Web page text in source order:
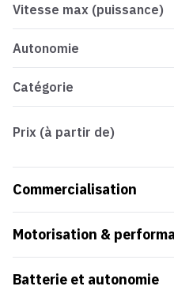
Vitesse max (puissance)
Autonomie
Catégorie
Prix (à partir de)
Commercialisation
Motorisation &
Batterie et autonomie